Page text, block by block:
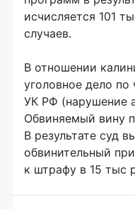
исчисляется 101
случаев.
В отношении
уголовное дело по
УК РФ (нарушение
Обвиняемый вину
В результате суд
обвинительный
к штрафу в 15 тыс